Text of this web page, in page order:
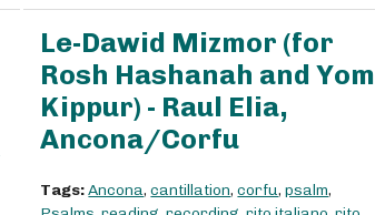
Le-Dawid Mizmor (for
Rosh Hashanah and Yom
Kippur) - Raul Elia,
Ancona/Corfu
Tags:Ancona,cantillation,corfu,psalm,